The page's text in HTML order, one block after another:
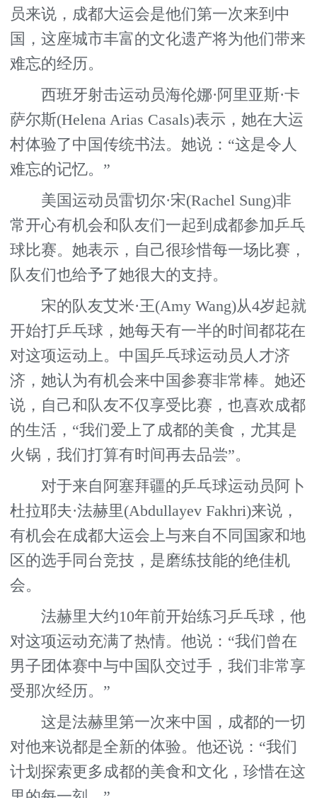
员来说，成都大运会是他们第一次来到中
国，这座城市丰富的文化遗产将为他们带来
难忘的经历。
西班牙射击运动员海伦娜·阿里亚斯·卡
萨尔斯(Helena Arias Casals)表示，她在大运
村体验了中国传统书法。她说：“这是令人
难忘的记忆。”
美国运动员雷切尔·宋(Rachel Sung)非
常开心有机会和队友们一起到成都参加乒乓
球比赛。她表示，自己很珍惜每一场比赛，
队友们也给予了她很大的支持。
宋的队友艾米·王(Amy Wang)从4岁起就
开始打乒乓球，她每天有一半的时间都花在
对这项运动上。中国乒乓球运动员人才济
济，她认为有机会来中国参赛非常棒。她还
说，自己和队友不仅享受比赛，也喜欢成都
的生活，“我们爱上了成都的美食，尤其是
火锅，我们打算有时间再去品尝”。
对于来自阿塞拜疆的乒乓球运动员阿卜
杜拉耶夫·法赫里(Abdullayev Fakhri)来说，
有机会在成都大运会上与来自不同国家和地
区的选手同台竞技，是磨练技能的绝佳机
会。
法赫里大约10年前开始练习乒乓球，他
对这项运动充满了热情。他说：“我们曾在
男子团体赛中与中国队交过手，我们非常享
受那次经历。”
这是法赫里第一次来中国，成都的一切
对他来说都是全新的体验。他还说：“我们
计划探索更多成都的美食和文化，珍惜在这